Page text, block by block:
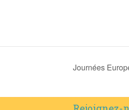
Journées